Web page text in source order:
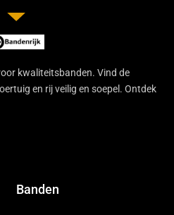
kwaliteitsbanden. Vind de
en rij veilig en soepel. Ontdek
Banden